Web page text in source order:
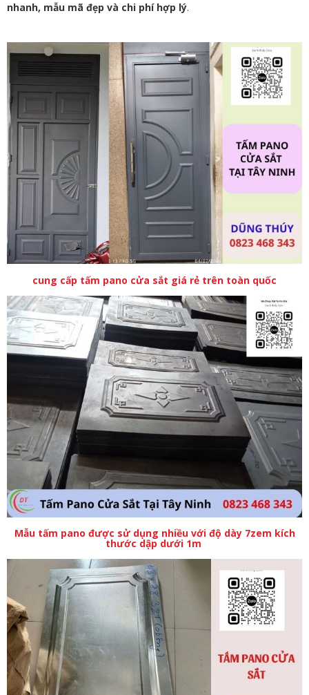
nhanh, mẫu mã đẹp và chi phí hợp lý.
cung cấp tấm pano cửa sắt giá rẻ trên toàn quốc
Mẫu tấm pano được sử dụng nhiều với độ dày 7zem kích
thước dập dưới 1m